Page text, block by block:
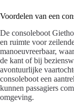
Voordelen van een
De consoleboot
en ruimte voor
manoeuvreerbaar,
de kant of bij
avontuurlijke
consoleboot een
kunnen passagiers
omgeving.